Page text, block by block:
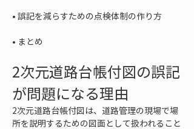
•
• まとめ
2次元道路台帳付図の誤記
が問題になる理由
2次元道路台帳付図は、道路管理の現場で場
所を説明するための図面として扱われること